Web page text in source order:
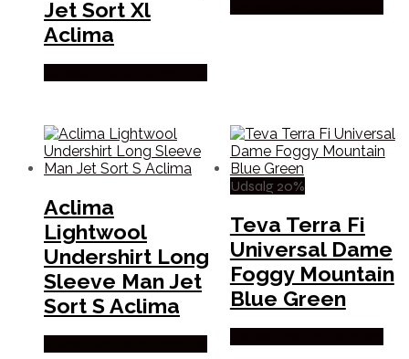
Jet Sort Xl
Aclima
Aclima
Lightwool
Undershirt Long
Sleeve Man Jet
Sort S Aclima
Udsalg 20%
Teva Terra Fi
Universal Dame
Foggy Mountain
Blue Green